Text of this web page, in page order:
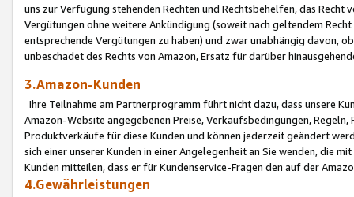
uns zur Verfügung stehenden Rechten und Rechtsbehelfen, das
Vergütungen ohne weitere Ankündigung (soweit nach geltendem
entsprechende Vergütungen zu haben) und zwar unabhängig davon,
unbeschadet des Rechts von Amazon, Ersatz für darüber
3.Amazon-Kunden
Ihre Teilnahme am Partnerprogramm führt nicht dazu, dass unsere
Amazon-Website angegebenen Preise, Verkaufsbedingungen,
Produktverkäufe für diese Kunden und können jederzeit geändert
sich einer unserer Kunden in einer Angelegenheit an Sie wenden, die
Kunden mitteilen, dass er für Kundenservice-Fragen den auf der
4.Gewährleistungen